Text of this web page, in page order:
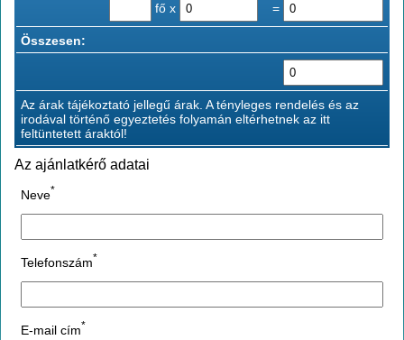
fő x =
Összesen:
Az árak tájékoztató jellegű árak. A tényleges rendelés és az
irodával történő egyeztetés folyamán eltérhetnek az itt
feltüntetett áraktól!
Az ajánlatkérő adatai
Neve*
Telefonszám*
E-mail cím*